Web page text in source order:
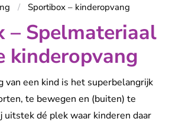
Sportibox – kinderopvang
– Spelmateriaal
kinderopvang
van een kind is het superbelangrijk
te bewegen en (buiten) te
uitstek dé plek waar kinderen daar